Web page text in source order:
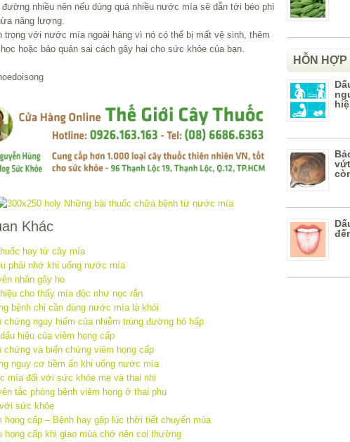
nhiều nên nếu dùng quá nhiều nước mía sẽ dẫn tới béo phì
năng lượng.
trọng với nước mía ngoài hàng vì nó có thể bị mất vệ sinh, thêm
hoặc bảo quản sai cách gây hại cho sức khỏe của bạn.
Khác
hay từ cây mía
phải nhớ khi uống nước mía
nhân gây ho
cho thấy mía độc như nọc rắn
bệnh chỉ cần dùng nước mía là khỏi
chứng nguy hiểm của nhiễm trùng đường hô hấp
hiệu của viêm họng cấp
chứng và biến chứng viêm họng cấp
nguy cơ tiềm ẩn khi uống nước mía
mía đối với sức khỏe mẹ và thai nhi
tắc phòng bệnh viêm họng ở thai phụ
sức khỏe
họng cấp – Bệnh hay gặp lúc thời tiết chuyển mùa
họng cấp khi giao mùa chớ nên coi thường
HỖN HỢP